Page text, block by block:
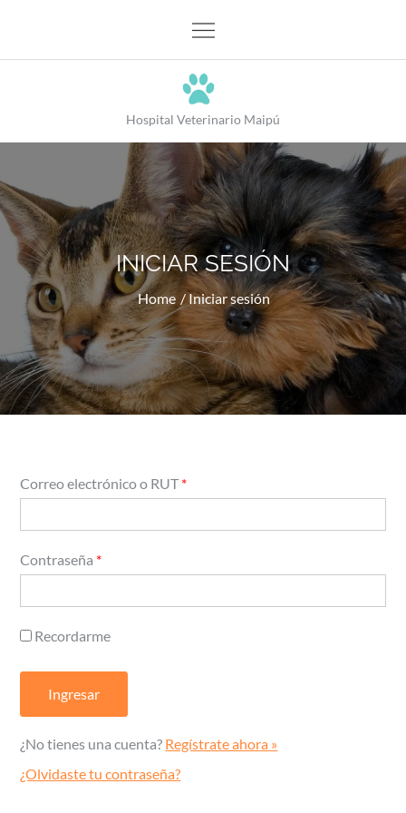
Hospital Veterinario Maipú
INICIAR SESIÓN
Home Iniciar sesión
Correo electrónico o RUT*
Contraseña *
Recordarme
¿No tienes una cuenta? Regístrate ahora »
¿Olvidaste tu contraseña?